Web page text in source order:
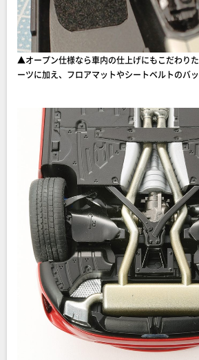
▲オープン仕様なら車内の仕上げにもこだわり
ーツに加え、フロアマットやシートベルトのバ